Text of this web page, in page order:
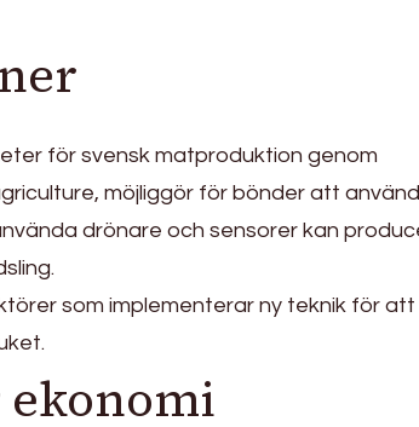
för svensk matproduktion genom
möjliggör för bönder att
drönare och sensorer kan
som implementerar ny teknik för att